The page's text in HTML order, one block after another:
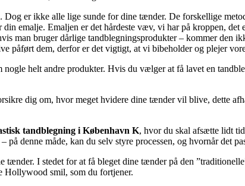
er ikke alle lige sunde for dine tænder. De forskellige
emalje. Emaljen er det hårdeste væv, vi har på kroppen, det
man bruger dårlige tandblegningsprodukter – kommer den
påført dem, derfor er det vigtigt, at vi bibeholder og plejer
nogle helt andre produkter. Hvis du vælger at få lavet en
dig om, hvor meget hvidere dine tænder vil blive, dette
tandblegning i København K, hvor du skal afsætte lidt
denne måde, kan du selv styre processen, og hvornår det
I stedet for at få bleget dine tænder på den
Hollywood smil, som du fortjener.